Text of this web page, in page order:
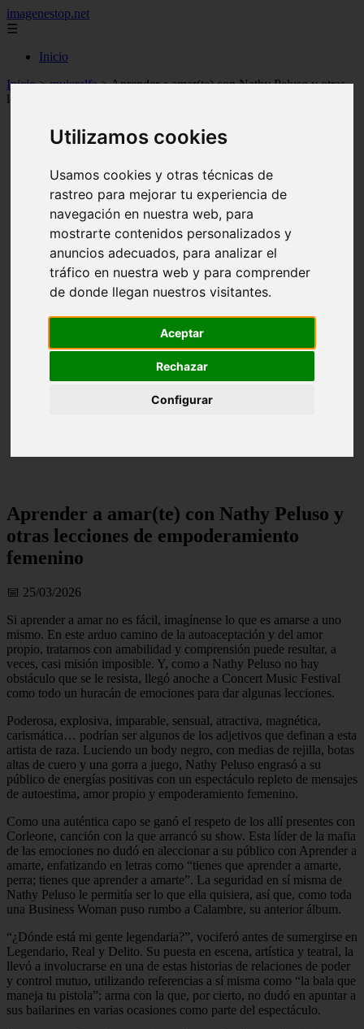
Utilizamos cookies
Usamos cookies y otras técnicas de
rastreo para mejorar tu experiencia de
navegación en nuestra web, para
mostrarte contenidos personalizados y
anuncios adecuados, para analizar el
tráfico en nuestra web y para comprender
de donde llegan nuestros visitantes.
Aceptar
Rechazar
Configurar
imagenestop.net
☰
Inicio
Inicio > mujeralfa >Aprender a amar(te) con Nathy Peluso y otras
lecciones de empoderamiento femenino
Aprender a amar(te) con Nathy Peluso y
otras lecciones de empoderamiento
femenino
📅 25/03/2026
Si aprender a amar no es fácil, imagínense lo que es amarse a uno
mismo. En este arduo camino de la autoaceptación y del amor
propio, tratarnos con amabilidad y comprensión puede resultar, a
veces, casi misión imposible. Y, como a Nathy Peluso no hay
obstáculo que se le resista, llegó anoche a Concert Music Festival
como todo un huracán de emociones para dar algunas lecciones.
Poderosa, explosiva, imparable, sensual, atractiva, magnética,
carismática… podrían ser algunos de los adjetivos que definan a esta
artista de raza. Luciendo un body negro, con medias de rejilla, botas
altas de cuero y una gorra a juego, Nathy Peluso engrasó a su
público de energías positivas con un espectáculo repleto de mensajes
de autoestima, amor propio y empoderamiento femenino.
Como una auténtica capo se ganó el respeto de los allí presentes con
Corleone, canción con la que arrancó su show. Esta líder de la mafia
de las emociones no dudó en aleccionar a su público con Aprender a
amarte, enfatizando en letras como “tienes que aprender a amarte,
perra; tienes que aprender a amarte”. La seguridad en sí misma de
Nathy Peluso le permitía ser lo que ella quisiera, así que, como toda
una Business Woman puso rumbo a Calambre, su anterior álbum.
“¿Dónde está mi gente legendaria?”, vociferó antes de sumergirse en
Legendario, Real y Delito. Su puesta en escena, artística y teatral, la
llevó a involucrarse en una de estas historias de relaciones de poder
y control mutuo, utilizando referencias a sí misma como “la bala que
maneja tu pistola”; arma con la que, por cierto, no dudó en apuntar a
sus bailarines en varias ocasiones como parte del espectáculo.